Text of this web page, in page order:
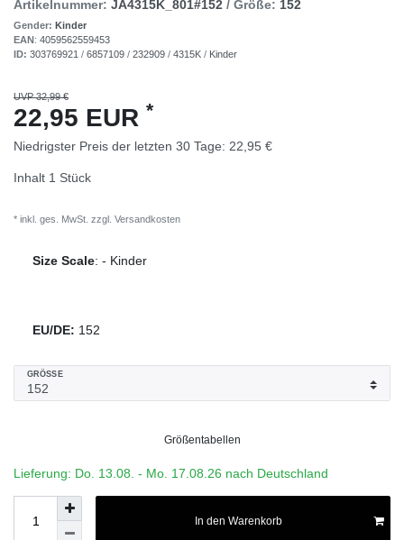
Artikelnummer: JA4315K_801#152 / Größe: 152
Gender: Kinder
EAN: 4059562559453
ID: 303769921 / 6857109 / 232909 / 4315K / Kinder
UVP 32,99 €
22,95 EUR *
Niedrigster Preis der letzten 30 Tage: 22,95 €
Inhalt 1 Stück
* inkl. ges. MwSt. zzgl. Versandkosten
Size Scale: - Kinder
EU/DE: 152
GRÖSSE
Größentabellen
Lieferung: Do. 13.08. - Mo. 17.08.26 nach Deutschland
In den Warenkorb